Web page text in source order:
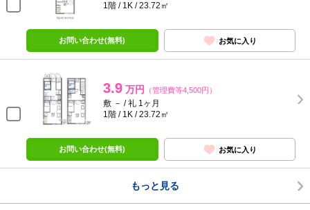
1階 / 1K / 23.72㎡
お問い合わせ(無料) お気に入り
3.9 万円 （管理費等4,500円）
敷 － / 礼 1ヶ月
1階 / 1K / 23.72㎡
お問い合わせ(無料) お気に入り
もっと見る